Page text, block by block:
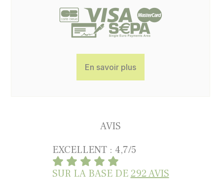
En savoir plus
AVIS
EXCELLENT : 4,7/5
SUR LA BASE DE292 AVIS